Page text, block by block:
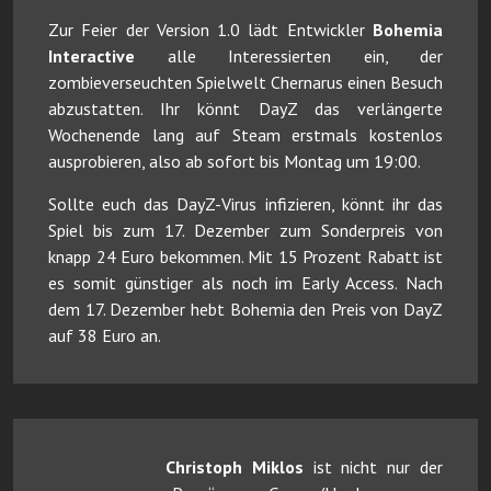
Zur Feier der Version 1.0 lädt Entwickler Bohemia
Interactive alle Interessierten ein, der
zombieverseuchten Spielwelt Chernarus einen Besuch
abzustatten. Ihr könnt DayZ das verlängerte
Wochenende lang auf Steam erstmals kostenlos
ausprobieren, also ab sofort bis Montag um 19:00.
Sollte euch das DayZ-Virus infizieren, könnt ihr das
Spiel bis zum 17. Dezember zum Sonderpreis von
knapp 24 Euro bekommen. Mit 15 Prozent Rabatt ist
es somit günstiger als noch im Early Access. Nach
dem 17. Dezember hebt Bohemia den Preis von DayZ
auf 38 Euro an.
Christoph Miklos ist nicht nur der